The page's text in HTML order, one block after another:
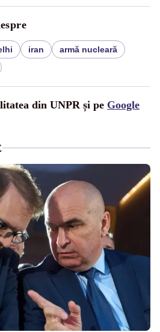
iran
armă nucleară
din UNPR și pe Google